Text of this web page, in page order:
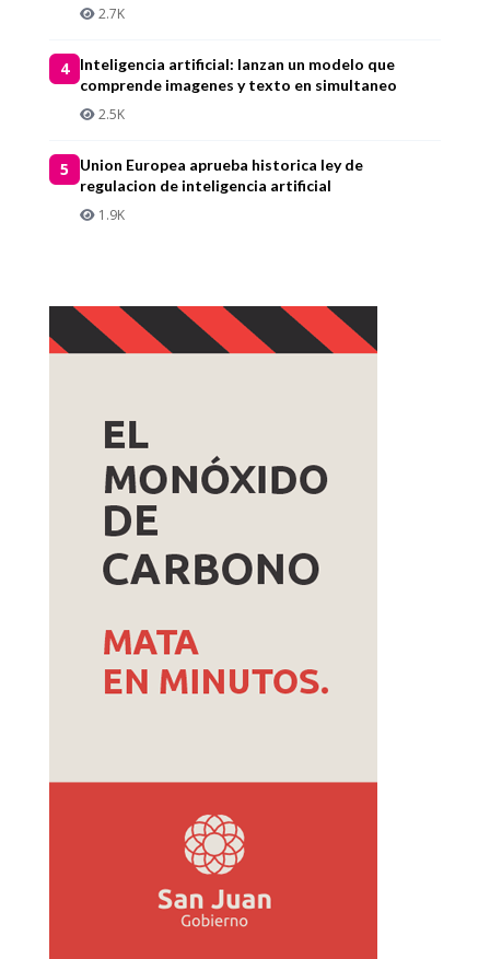
2.7K
4
Inteligencia artificial: lanzan un modelo que
comprende imagenes y texto en simultaneo
2.5K
5
Union Europea aprueba historica ley de
regulacion de inteligencia artificial
1.9K